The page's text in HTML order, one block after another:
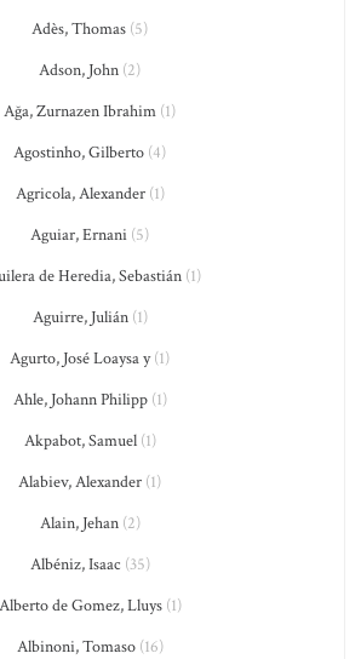
Adès, Thomas (5)
Adson, John (2)
Ağa, Zurnazen Ibrahim (1)
Agostinho, Gilberto (4)
Agricola, Alexander(1)
Aguiar, Ernani (5)
de Heredia, Sebastián(1)
Aguirre, Julián(1)
Agurto, José Loaysa y(1)
Ahle, Johann Philipp(1)
Akpabot, Samuel(1)
Alabiev, Alexander (1)
Alain, Jehan(2)
Albéniz, Isaac (35)
Alberto de Gomez, Lluys(1)
Albinoni, Tomaso(16)